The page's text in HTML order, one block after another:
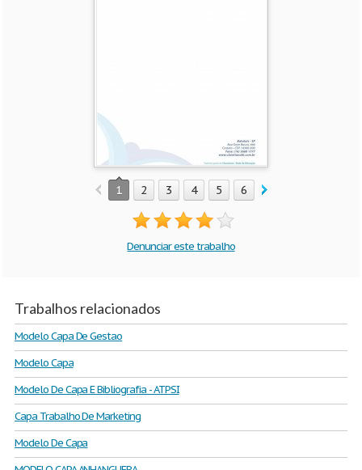
1 2 3 4 5 6 7
Denunciar este trabalho
Trabalhos relacionados
Modelo Capa De Gestao
Modelo Capa
Modelo De Capa E Bibliografia - ATPSI
Capa Trabalho De Marketing
Modelo De Capa